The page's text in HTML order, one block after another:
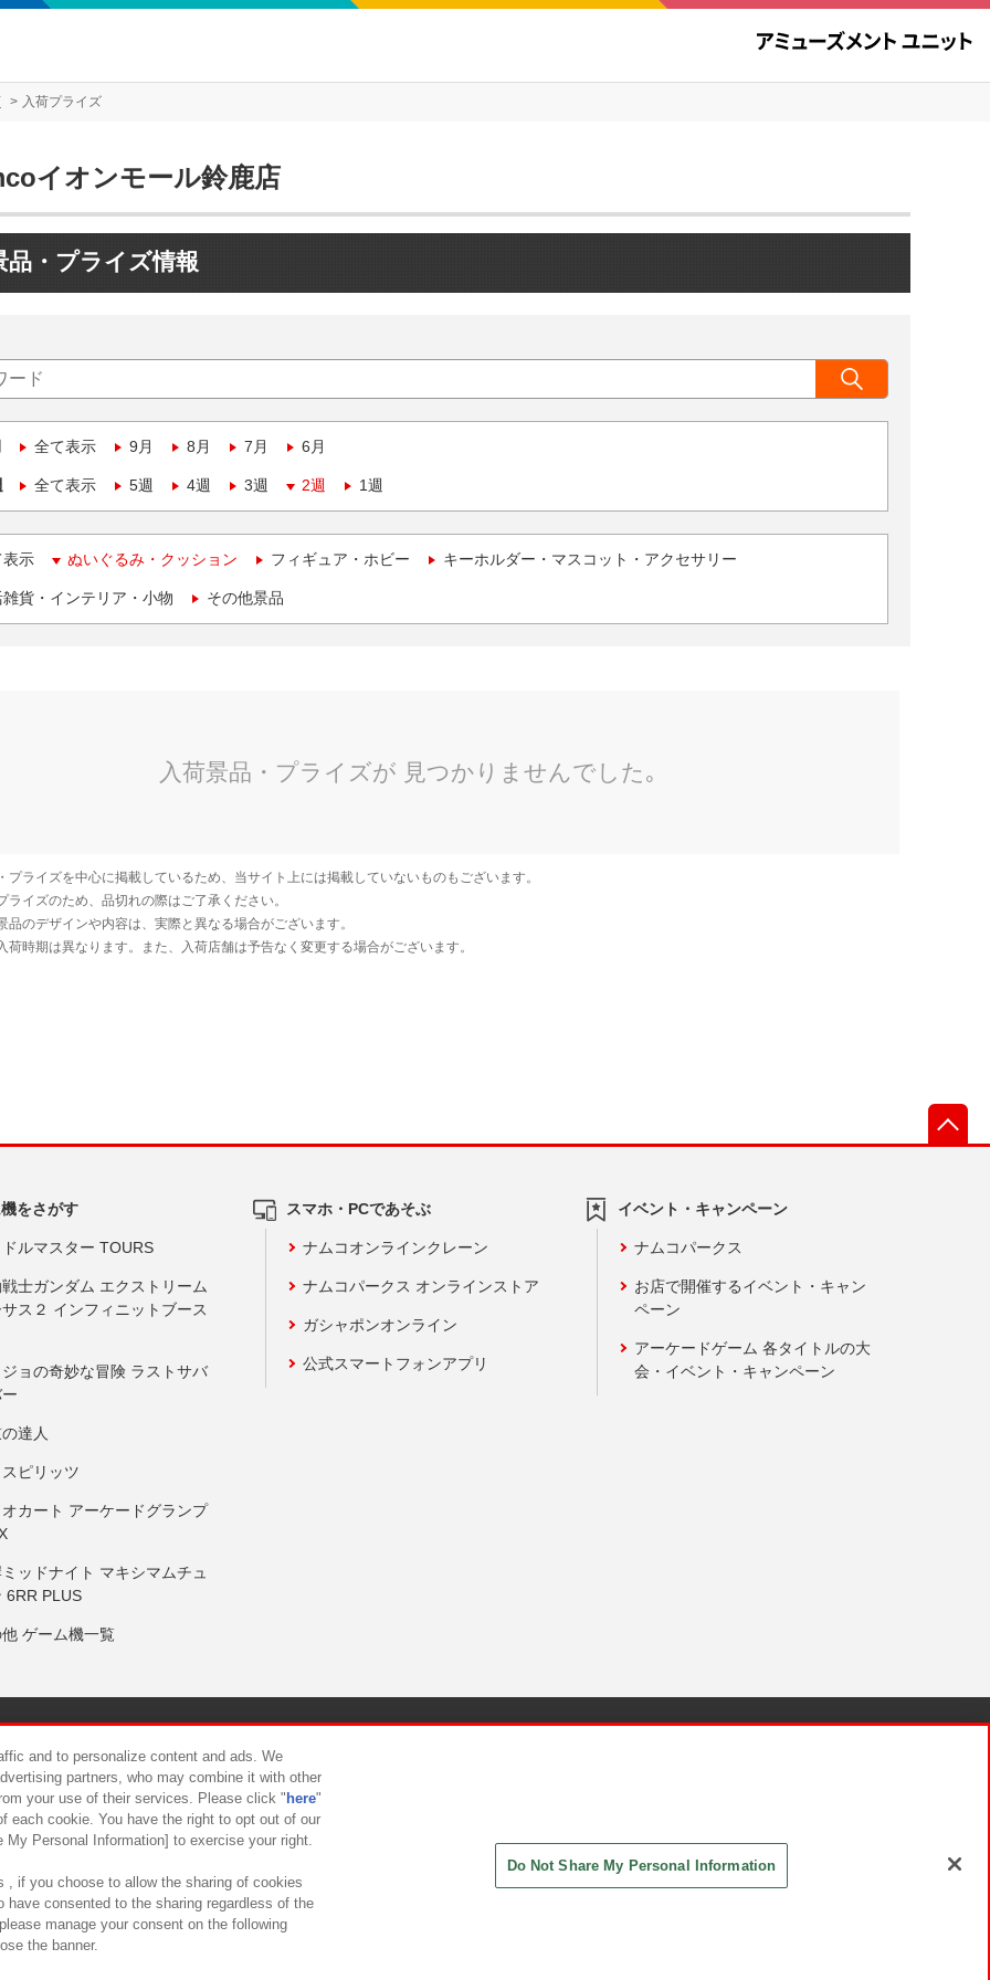
入荷プライズ
イオンモール鈴鹿店
品・プライズ情報
全て表示 9月 8月 7月 6月
全て表示 5週 4週 3週 2週 1週
表示 ぬいぐるみ・クッション フィギュア・ホビー キーホルダー・マスコット・アクセサリー
貨・インテリア・小物 その他景品
をさがす
ルマスター TOURS
士ガンダム エクストリーム
ス２ インフィニットブース
ョの奇妙な冒険 ラストサバ
達人
ピリッツ
カート アーケードグランプ
ッドナイト マキシマムチュ
6RR PLUS
ゲーム機一覧
スマホ・PCであそぶ
ナムコオンラインクレーン
ナムコパークス オンラインストア
ガシャポンオンライン
公式スマートフォンアプリ
イベント・キャンペーン
ナムコパークス
お店で開催するイベント・キャン
ペーン
アーケードゲーム 各タイトルの大
会・イベント・キャンペーン
について カスタマーハラスメント対応方針
and to personalize content and ads. We
partners, who may combine it with other
your use of their services. Please click " here"
each cookie. You have the right to opt out of our
Personal Information] to exercise your right.
, if you choose to allow the sharing of cookies
have consented to the sharing regardless of the
manage your consent on the following
the banner.
Do Not Share My Personal Information